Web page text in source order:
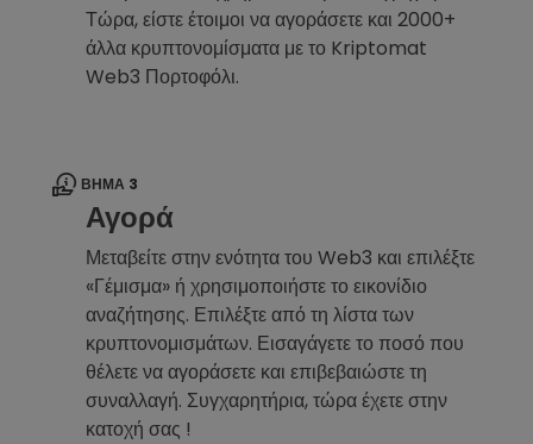
Τώρα, είστε έτοιμοι να αγοράσετε και 2000+
άλλα κρυπτονομίσματα με το Kriptomat
Web3 Πορτοφόλι.
ΒΉΜΑ 3
Αγορά
Μεταβείτε στην ενότητα του Web3 και επιλέξτε
«Γέμισμα» ή χρησιμοποιήστε το εικονίδιο
αναζήτησης. Επιλέξτε από τη λίστα των
κρυπτονομισμάτων. Εισαγάγετε το ποσό που
θέλετε να αγοράσετε και επιβεβαιώστε τη
συναλλαγή. Συγχαρητήρια, τώρα έχετε στην
κατοχή σας !